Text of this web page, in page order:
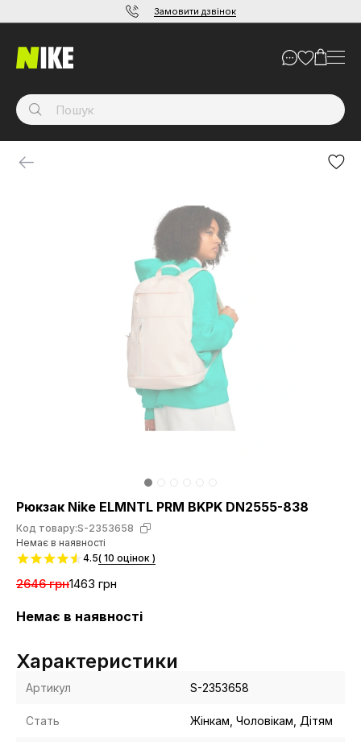
Замовити дзвінок
Рюкзак Nike ELMNTL PRM BKPK DN2555-838
Код товару:S-2353658
Немає в наявності
4.5( 10 оцінок )
2646 грн1463 грн
Немає в наявності
Характеристики
Артикул S-2353658
Стать Жінкам, Чоловікам, Дітям